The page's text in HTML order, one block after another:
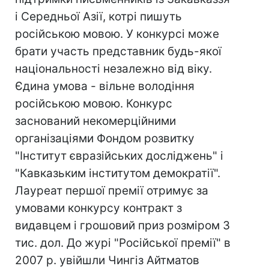
і Середньої Азії, котрі пишуть
російською мовою. У конкурсі може
брати участь представник будь-якої
національності незалежно від віку.
Єдина умова - вільне володіння
російською мовою. Конкурс
заснований некомерційними
організаціями Фондом розвитку
"Інститут євразійських досліджень" і
"Кавказьким інститутом демократії".
Лауреат першої премії отримує за
умовами конкурсу контракт з
видавцем і грошовий приз розміром 3
тис. дол. До журі "Російської премії" в
2007 р. увійшли Чингіз Айтматов